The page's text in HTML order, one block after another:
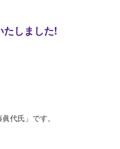
しました!
代氏」です。